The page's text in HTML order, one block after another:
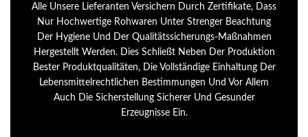
Alle Unsere Lieferanten Versichern Durch Zertifikate, Dass
Nur Hochwertige Rohwaren Unter Strenger Beachtung
Der Hygiene Und Der Qualitätssicherungs-Maßnahmen
Hergestellt Werden. Dies Schließt Neben Der Produktion
Bester Produktqualitäten, Die Vollständige Einhaltung Der
Lebensmittelrechtlichen Bestimmungen Und Vor Allem
Auch Die Sicherstellung Sicherer Und Gesunder
Erzeugnisse Ein.